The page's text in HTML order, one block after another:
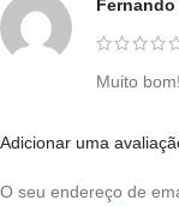
Muito
Adicionar uma
O seu endereço de